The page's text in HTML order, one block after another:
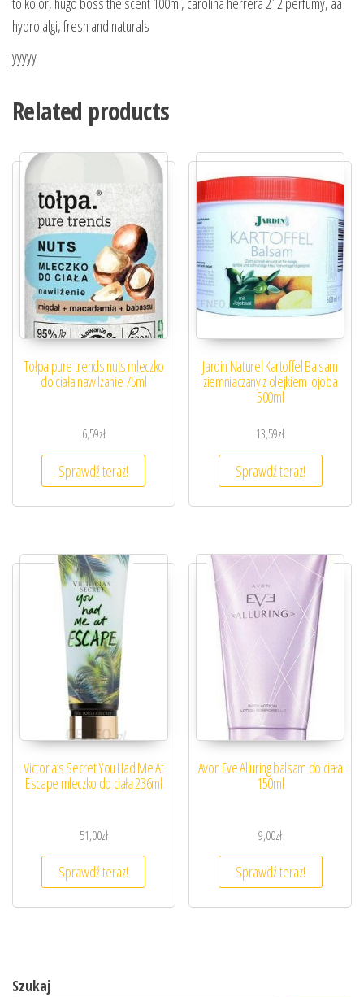
hydro algi, fresh and naturals
yyyyy
Related products
Tołpa pure trends nuts mleczko
do ciała nawilżanie 75ml
6,59zł
Sprawdź teraz!
Jardin Naturel Kartoffel Balsam
ziemniaczany z olejkiem jojoba
500ml
13,59zł
Sprawdź teraz!
Victoria’s Secret You Had Me At
Escape mleczko do ciała 236ml
51,00zł
Sprawdź teraz!
Avon Eve Alluring balsam do ciała
150ml
9,00zł
Sprawdź teraz!
Szukaj